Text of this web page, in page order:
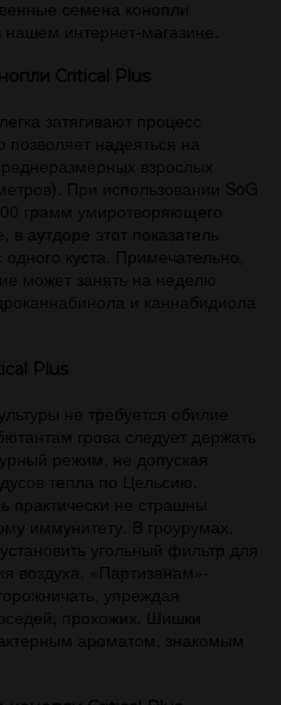
семена конопли
интернет-магазине.
Critical Plus
затягивают процесс
надеяться на
взрослых
При использовании SoG
грамм умиротворяющего
аутдоре этот показатель
куста. Примечательно,
может занять на неделю
и каннабидиола
Plus
не требуется обилие
грова следует держать
режим, не допуская
тепла по Цельсию.
практически не страшны
иммунитету. В гроурумах,
угольный фильтр для
воздуха. «Партизанам»-
упреждая
прохожих. Шишки
ароматом, знакомым